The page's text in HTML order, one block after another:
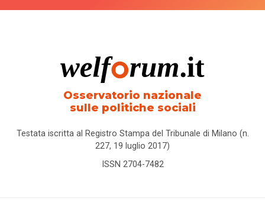
Osservatorio nazionale
sulle politiche sociali
Testata iscritta al Registro Stampa del Tribunale di Milano (n.
227, 19 luglio 2017)
ISSN 2704-7482